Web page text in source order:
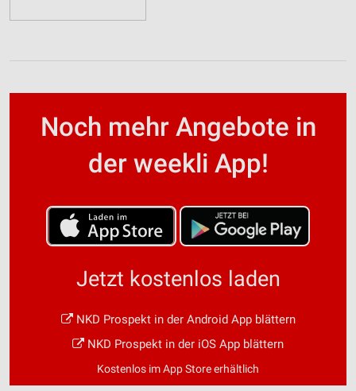
Noch mehr Angebote in
der weekli App!
Jetzt kostenlos laden
NKD Prospekt in der Android App blättern
NKD Prospekt in der iOS App blättern
Kostenlos im App Store erhältlich